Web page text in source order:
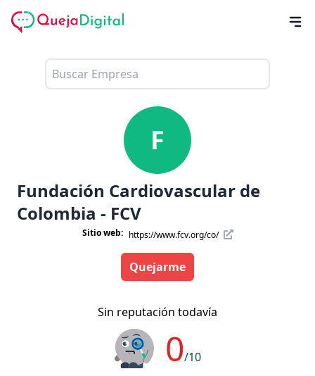
F
Fundación Cardiovascular de
Colombia - FCV
Sitio web: https://www.fcv.org/co/
Quejarme
Sin reputación todavía
0/10